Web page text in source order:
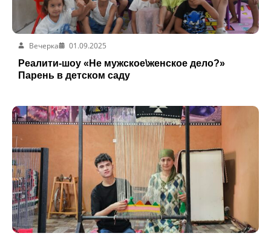
Вечерка
01.09.2025
Реалити-шоу «Не мужское\женское дело?»
Парень в детском саду